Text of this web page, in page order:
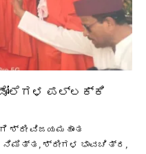
ಪಲ್ಲಕ್ಕಿ
ವಿಜಯಮಹಾಂತ
ನಿಮಿತ್ತ, ಶ್ರೀಗಳ ಭಾವಚಿತ್ರ,